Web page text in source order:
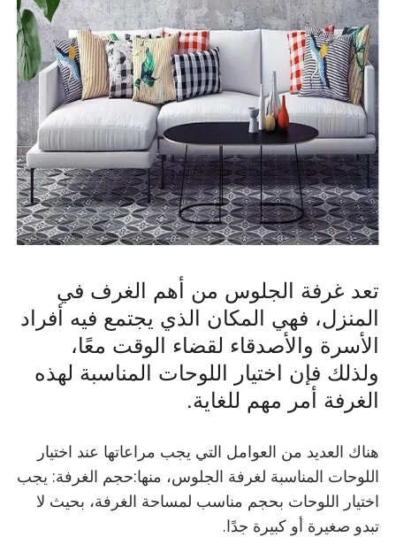
تعد غرفة الجلوس من أهم الغرف في
المنزل، فهي المكان الذي يجتمع فيه أفراد
الأسرة والأصدقاء لقضاء الوقت معًا،
ولذلك فإن اختيار اللوحات المناسبة لهذه
الغرفة أمر مهم للغاية.
هناك العديد من العوامل التي يجب مراعاتها عند اختيار
اللوحات المناسبة لغرفة الجلوس، منها:حجم الغرفة: يجب
اختيار اللوحات بحجم مناسب لمساحة الغرفة، بحيث لا
تبدو صغيرة أو كبيرة جدًا.